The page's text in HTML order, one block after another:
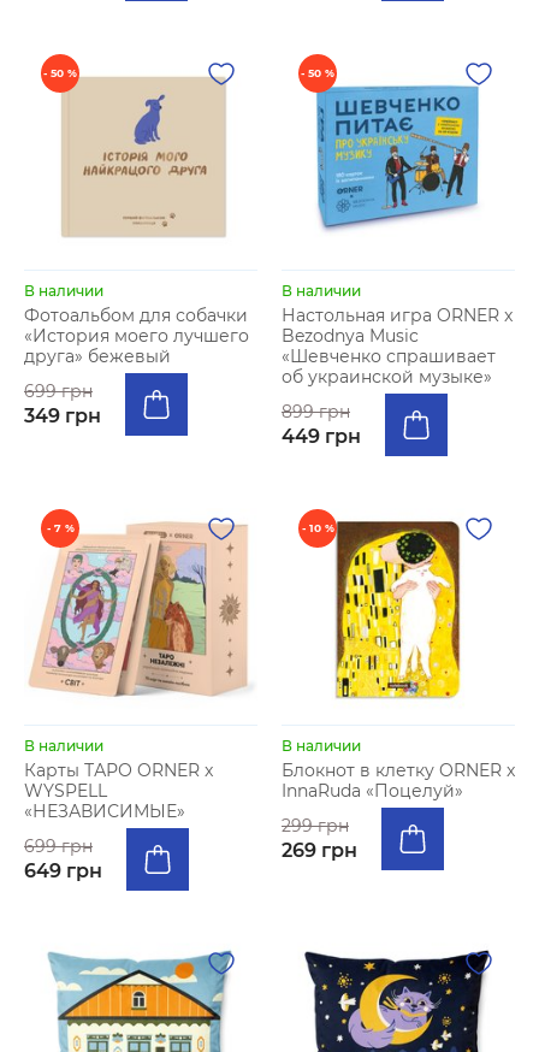
- 50 %
В наличии
Фотоальбом для собачки
«История моего лучшего
друга» бежевый
699 грн
349 грн
- 50 %
В наличии
Настольная игра ORNER x
Bezodnya Music
«Шевченко спрашивает
об украинской музыке»
899 грн
449 грн
- 7 %
В наличии
Карты ТАРО ORNER x
WYSPELL
«НЕЗАВИСИМЫЕ»
699 грн
649 грн
- 10 %
В наличии
Блокнот в клетку ORNER x
InnaRuda «Поцелуй»
299 грн
269 грн